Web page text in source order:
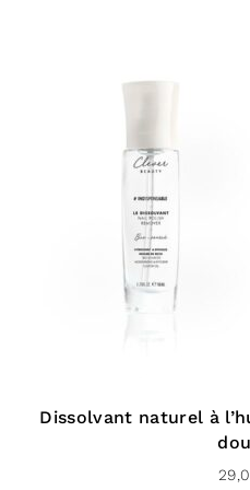
ingrédients
Acid/Propanediol
Esters, Glycerin, Aqua
Titanium Dioxide, Mica, CI
*Allergènes naturellement
qui est 100% d’origine
Pour la France :
Dissolvant naturel à